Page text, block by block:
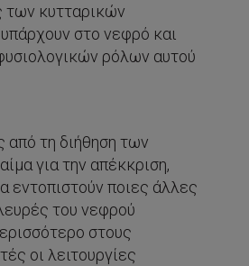
των κυτταρικών
στο νεφρό και
ρόλων αυτού
από τη διήθηση των
για την απέκκριση,
εντοπιστούν ποιες άλλες
του νεφρού
στους
οι λειτουργίες